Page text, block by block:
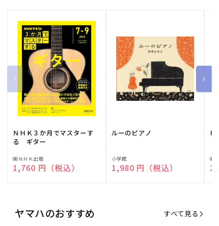
ＮＨＫ３か月でマスターす
る ギター
販
売
㈱ＮＨＫ出版
通常価格
1,760 円（税込）
ルーのピアノ
販
売
小学館
通常価格
1,980 円（税込）
ピ
販
売
㈱
ヤマハのおすすめ すべて見る